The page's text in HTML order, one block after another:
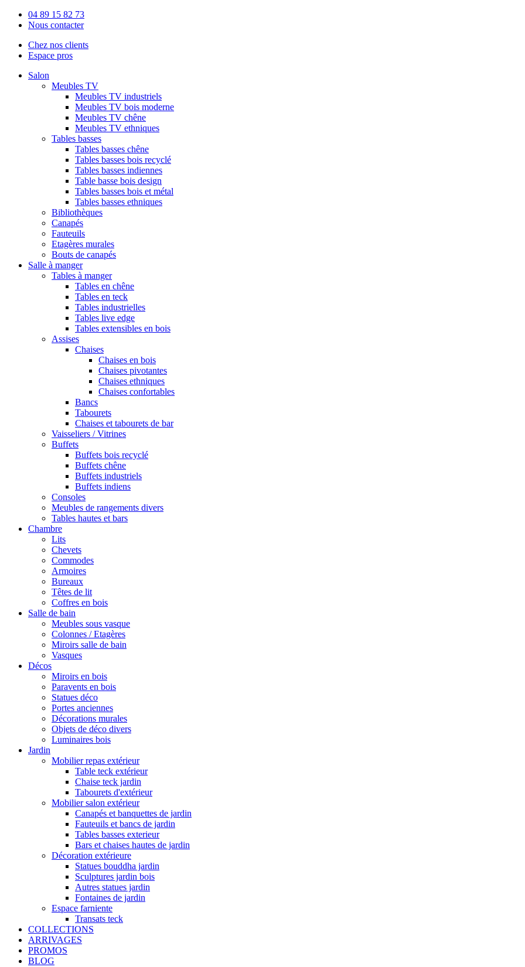
04 89 15 82 73
Nous contacter
Chez nos clients
Espace pros
Salon
Meubles TV
Meubles TV industriels
Meubles TV bois moderne
Meubles TV chêne
Meubles TV ethniques
Tables basses
Tables basses chêne
Tables basses bois recyclé
Tables basses indiennes
Table basse bois design
Tables basses bois et métal
Tables basses ethniques
Bibliothèques
Canapés
Fauteuils
Etagères murales
Bouts de canapés
Salle à manger
Tables à manger
Tables en chêne
Tables en teck
Tables industrielles
Tables live edge
Tables extensibles en bois
Assises
Chaises
Chaises en bois
Chaises pivotantes
Chaises ethniques
Chaises confortables
Bancs
Tabourets
Chaises et tabourets de bar
Vaisseliers / Vitrines
Buffets
Buffets bois recyclé
Buffets chêne
Buffets industriels
Buffets indiens
Consoles
Meubles de rangements divers
Tables hautes et bars
Chambre
Lits
Chevets
Commodes
Armoires
Bureaux
Têtes de lit
Coffres en bois
Salle de bain
Meubles sous vasque
Colonnes / Etagères
Miroirs salle de bain
Vasques
Décos
Miroirs en bois
Paravents en bois
Statues déco
Portes anciennes
Décorations murales
Objets de déco divers
Luminaires bois
Jardin
Mobilier repas extérieur
Table teck extérieur
Chaise teck jardin
Tabourets d'extérieur
Mobilier salon extérieur
Canapés et banquettes de jardin
Fauteuils et bancs de jardin
Tables basses exterieur
Bars et chaises hautes de jardin
Décoration extérieure
Statues bouddha jardin
Sculptures jardin bois
Autres statues jardin
Fontaines de jardin
Espace farniente
Transats teck
COLLECTIONS
ARRIVAGES
PROMOS
BLOG